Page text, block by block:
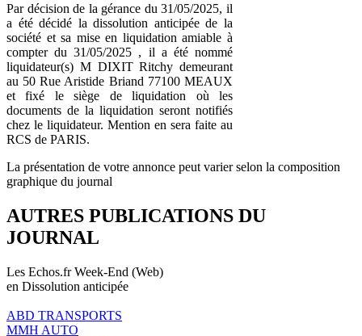
Par décision de la gérance du 31/05/2025, il
a été décidé la dissolution anticipée de la
société et sa mise en liquidation amiable à
compter du 31/05/2025 , il a été nommé
liquidateur(s) M DIXIT Ritchy demeurant
au 50 Rue Aristide Briand 77100 MEAUX
et fixé le siège de liquidation où les
documents de la liquidation seront notifiés
chez le liquidateur. Mention en sera faite au
RCS de PARIS.
La présentation de votre annonce peut varier selon la composition
graphique du journal
AUTRES PUBLICATIONS DU
JOURNAL
Les Echos.fr Week-End (Web)
en Dissolution anticipée
ABD TRANSPORTS
MMH AUTO